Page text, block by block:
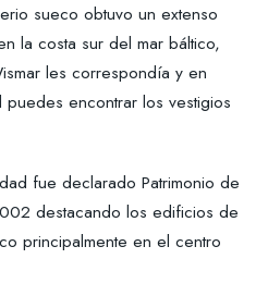
sueco obtuvo un extenso
la costa sur del mar báltico,
les correspondía y en
encontrar los vestigios
fue declarado Patrimonio de
destacando los edificios de
principalmente en el centro